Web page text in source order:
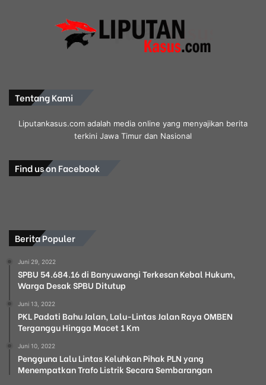
Tentang Kami
Liputankasus.com adalah media online yang menyajikan berita
terkini Jawa Timur dan Nasional
Find us on Facebook
Berita Populer
Juni 29, 2022
SPBU 54.684.16 di Banyuwangi Terkesan Kebal Hukum,
Warga Desak SPBU Ditutup
Juni 13, 2022
PKL Padati Bahu Jalan, Lalu-Lintas Jalan Raya OMBEN
Terganggu Hingga Macet 1 Km
Juni 10, 2022
Pengguna Lalu Lintas Keluhkan Pihak PLN yang
Menempatkan Trafo Listrik Secara Sembarangan